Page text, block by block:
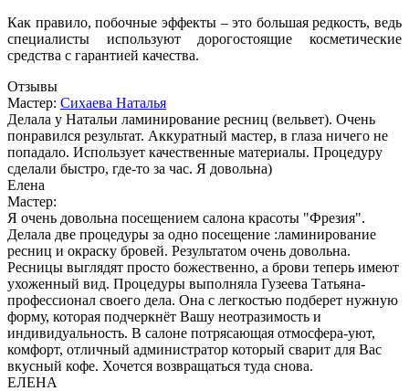
Как правило, побочные эффекты – это большая редкость, ведь
специалисты используют дорогостоящие косметические
средства с гарантией качества.
Отзывы
Мастер: Сихаева Наталья
Делала у Натальи ламинирование ресниц (вельвет). Очень
понравился результат. Аккуратный мастер, в глаза ничего не
попадало. Использует качественные материалы. Процедуру
сделали быстро, где-то за час. Я довольна)
Елена
Мастер:
Я очень довольна посещением салона красоты "Фрезия".
Делала две процедуры за одно посещение :ламинирование
ресниц и окраску бровей. Результатом очень довольна.
Ресницы выглядят просто божественно, а брови теперь имеют
ухоженный вид. Процедуры выполняла Гузеева Татьяна-
профессионал своего дела. Она с легкостью подберет нужную
форму, которая подчеркнёт Вашу неотразимость и
индивидуальность. В салоне потрясающая отмосфера-уют,
комфорт, отличный администратор который сварит для Вас
вкусный кофе. Хочется возвращаться туда снова.
ЕЛЕНА